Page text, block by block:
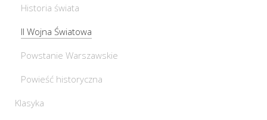
Historia świata
II Wojna Światowa
Powstanie Warszawskie
Powieść historyczna
Klasyka